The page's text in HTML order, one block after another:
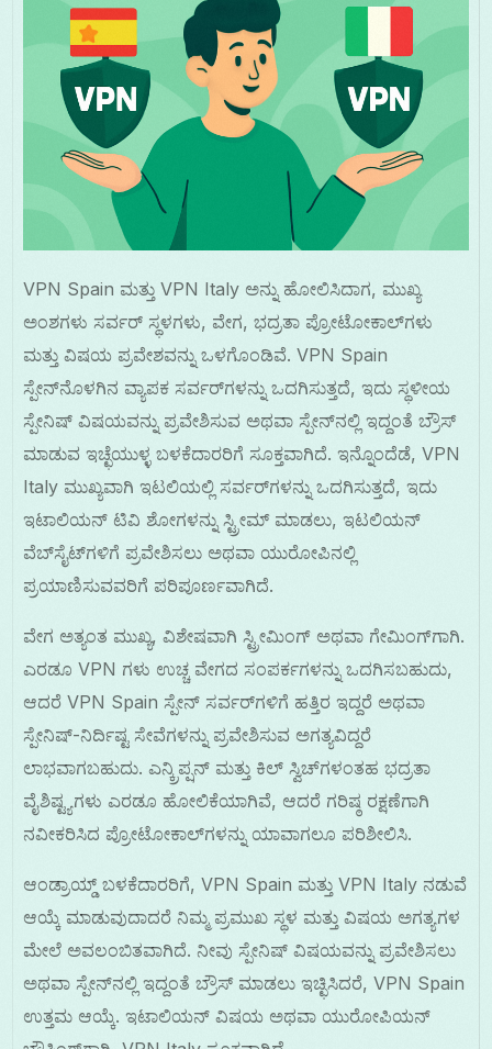
VPN Spain ಮತ್ತು VPN Italy ಅನ್ನು ಹೋಲಿಸಿದಾಗ, ಮುಖ್ಯ
ಅಂಶಗಳು ಸರ್ವರ್ ಸ್ಥಳಗಳು, ವೇಗ, ಭದ್ರತಾ ಪ್ರೋಟೋಕಾಲ್‌ಗಳು
ಮತ್ತು ವಿಷಯ ಪ್ರವೇಶವನ್ನು ಒಳಗೊಂಡಿವೆ. VPN Spain
ಸ್ಪೇನ್‌ನೊಳಗಿನ ವ್ಯಾಪಕ ಸರ್ವರ್‌ಗಳನ್ನು ಒದಗಿಸುತ್ತದೆ, ಇದು ಸ್ಥಳೀಯ
ಸ್ಪೇನಿಷ್ ವಿಷಯವನ್ನು ಪ್ರವೇಶಿಸುವ ಅಥವಾ ಸ್ಪೇನ್‌ನಲ್ಲಿ ಇದ್ದಂತೆ ಬ್ರೌಸ್
ಮಾಡುವ ಇಚ್ಛೆಯುಳ್ಳ ಬಳಕೆದಾರರಿಗೆ ಸೂಕ್ತವಾಗಿದೆ. ಇನ್ನೊಂದೆಡೆ, VPN
Italy ಮುಖ್ಯವಾಗಿ ಇಟಲಿಯಲ್ಲಿ ಸರ್ವರ್‌ಗಳನ್ನು ಒದಗಿಸುತ್ತದೆ, ಇದು
ಇಟಾಲಿಯನ್ ಟಿವಿ ಶೋಗಳನ್ನು ಸ್ಟ್ರೀಮ್ ಮಾಡಲು, ಇಟಲಿಯನ್
ವೆಬ್‌ಸೈಟ್‌ಗಳಿಗೆ ಪ್ರವೇಶಿಸಲು ಅಥವಾ ಯುರೋಪಿನಲ್ಲಿ
ಪ್ರಯಾಣಿಸುವವರಿಗೆ ಪರಿಪೂರ್ಣವಾಗಿದೆ.
ವೇಗ ಅತ್ಯಂತ ಮುಖ್ಯ, ವಿಶೇಷವಾಗಿ ಸ್ಟ್ರೀಮಿಂಗ್ ಅಥವಾ ಗೇಮಿಂಗ್‌ಗಾಗಿ.
ಎರಡೂ VPN ಗಳು ಉಚ್ಚ ವೇಗದ ಸಂಪರ್ಕಗಳನ್ನು ಒದಗಿಸಬಹುದು,
ಆದರೆ VPN Spain ಸ್ಪೇನ್ ಸರ್ವರ್‌ಗಳಿಗೆ ಹತ್ತಿರ ಇದ್ದರೆ ಅಥವಾ
ಸ್ಪೇನಿಷ್-ನಿರ್ದಿಷ್ಟ ಸೇವೆಗಳನ್ನು ಪ್ರವೇಶಿಸುವ ಅಗತ್ಯವಿದ್ದರೆ
ಲಾಭವಾಗಬಹುದು. ಎನ್ಕ್ರಿಪ್ಷನ್ ಮತ್ತು ಕಿಲ್ ಸ್ವಿಚ್‌ಗಳಂತಹ ಭದ್ರತಾ
ವೈಶಿಷ್ಟ್ಯಗಳು ಎರಡೂ ಹೋಲಿಕೆಯಾಗಿವೆ, ಆದರೆ ಗರಿಷ್ಠ ರಕ್ಷಣೆಗಾಗಿ
ನವೀಕರಿಸಿದ ಪ್ರೋಟೋಕಾಲ್‌ಗಳನ್ನು ಯಾವಾಗಲೂ ಪರಿಶೀಲಿಸಿ.
ಆಂಡ್ರಾಯ್ಡ್ ಬಳಕೆದಾರರಿಗೆ, VPN Spain ಮತ್ತು VPN Italy ನಡುವೆ
ಆಯ್ಕೆ ಮಾಡುವುದಾದರೆ ನಿಮ್ಮ ಪ್ರಮುಖ ಸ್ಥಳ ಮತ್ತು ವಿಷಯ ಅಗತ್ಯಗಳ
ಮೇಲೆ ಅವಲಂಬಿತವಾಗಿದೆ. ನೀವು ಸ್ಪೇನಿಷ್ ವಿಷಯವನ್ನು ಪ್ರವೇಶಿಸಲು
ಅಥವಾ ಸ್ಪೇನ್‌ನಲ್ಲಿ ಇದ್ದಂತೆ ಬ್ರೌಸ್ ಮಾಡಲು ಇಚ್ಛಿಸಿದರೆ, VPN Spain
ಉತ್ತಮ ಆಯ್ಕೆ. ಇಟಾಲಿಯನ್ ವಿಷಯ ಅಥವಾ ಯುರೋಪಿಯನ್